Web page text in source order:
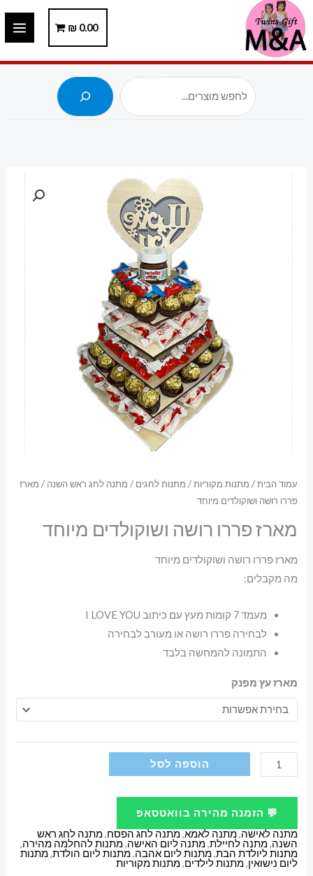
דילוג
לתוכן
0.00
₪
עמוד הבית/ מתנות מקוריות/ מתנות לחגים / מתנה לחג ראש השנה / מארז
פררו רושה ושוקולדים מיוחד
מארז פררו רושה ושוקולדים מיוחד
מארז פררו רושה ושוקולדים מיוחד
מה מקבלים:
מעמד 7 קומות מעץ עם כיתוב I LOVE YOU
לבחירה פררו רושה או מעורב לבחירה
התמונה להמחשה בלבד
מארז עץ מפנק
כמות
של
מארז
רושה
ושוקולדים
הוספה לסל
💬 הזמנה מהירה בוואטסאפ
מתנה לאישה,מתנה לאמא,מתנה לחג הפסח,מתנה לחג ראש
השנה,מתנה לחיילת,מתנה ליום האישה,מתנות להחלמה מהירה,
מתנות ליולדת הבת,מתנות ליום אהבה,מתנות ליום הולדת,מתנות
ליום נישואין,מתנות לילדים,מתנות מקוריות